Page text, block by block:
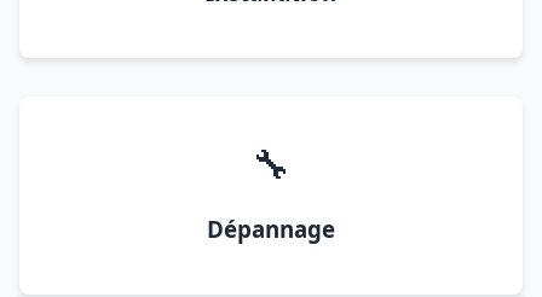
🔧
Dépannage